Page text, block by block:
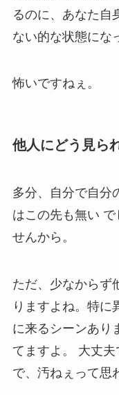
るのに、あなた自
ない的な状態にな
怖いですねぇ。
他人にどう見ら
多分、
自分で自分
はこの先も無い で
せんから。
ただ、少なからず
りますよね。特に
に来るシーンあり
てますよ。
大丈夫
で、汚ねぇって思